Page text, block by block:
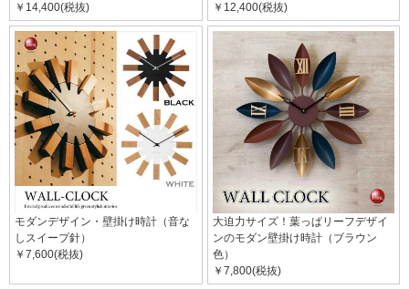
￥14,400(税抜)
￥12,400(税抜)
モダンデザイン・壁掛け時計（音な
しスイープ針）
￥7,600(税抜)
大迫力サイズ！葉っぱリーフデザイ
ンのモダン壁掛け時計（ブラウン
色）
￥7,800(税抜)